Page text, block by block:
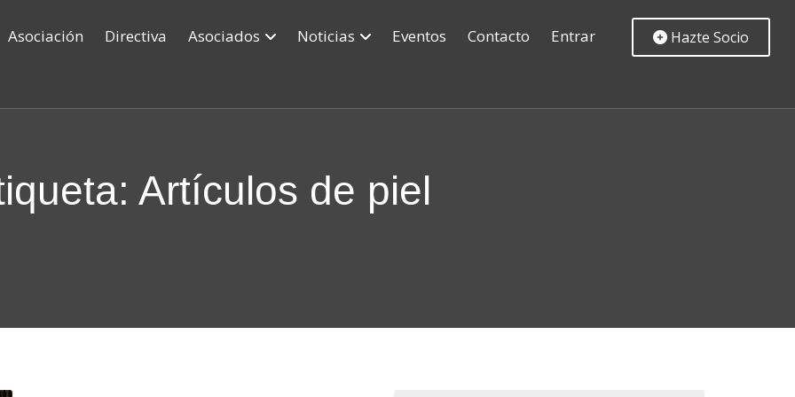
Asociación Directiva Asociados Noticias Eventos Contacto Entrar Hazte Socio
Artículos de piel